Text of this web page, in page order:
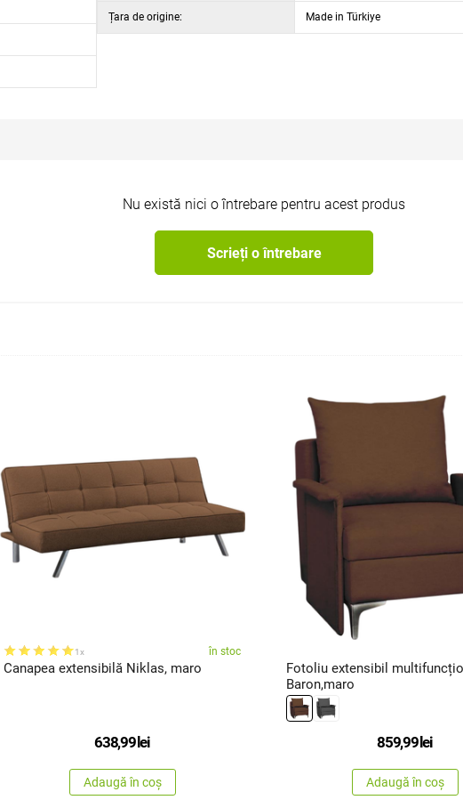
Țara de origine: Made in Türkiye
Nu există nici o întrebare pentru acest produs
Scrieți o întrebare
1x în stoc
Canapea extensibilă Niklas, maro
638,99lei
Adaugă în coș
Fotoliu extensibil
Baron,maro
859,99lei
Adaugă în coș